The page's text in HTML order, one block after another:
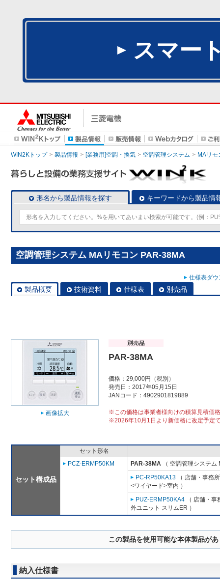
スマー
WIN2Kトップ 製品情報 [業務用]空調・換気 空調管理システム MAリモ
形名から製品情報を探す キーワードから製品情
空調管理システム MAリモコン PAR-38MA
仕様表ダ
製品概要 技術資料 仕様表 別売品
画像拡大
PAR-38MA
価格：29,000円（税別）
発売日：2017年05月15日
JANコード：4902901819889
※この価格は事業者様向けの積算見積価
※2026年10月1日より新価格に改定予定
セット構成品
セット形名
PCZ-ERMP50KM
PAR-38MA （ 空調管理システム
PC-RP50KA13 （ 店舗・事務
<ワイヤード>室内 ）
PUZ-ERMP50KA4 （ 店舗・
外ユニット スリムER ）
この製品を使用可能な本体製品が
納入仕様書